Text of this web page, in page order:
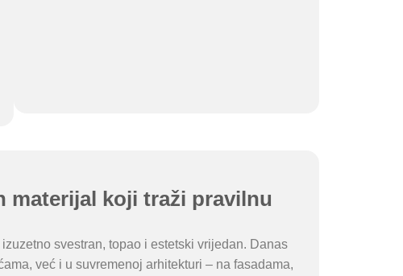
koji traži pravilnu
svestran, topao i estetski vrijedan. Danas
već i u suvremenoj arhitekturi – na fasadama,